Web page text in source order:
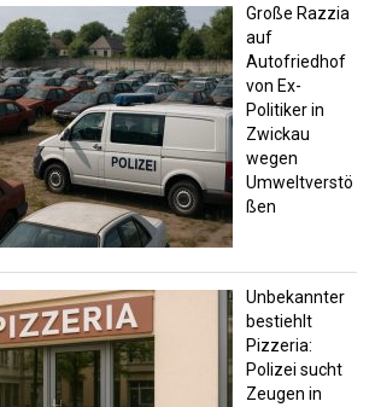
Große Razzia
auf
Autofriedhof
von Ex-
Politiker in
Zwickau
wegen
Umweltverstö
ßen
Unbekannter
bestiehlt
Pizzeria:
Polizei sucht
Zeugen in